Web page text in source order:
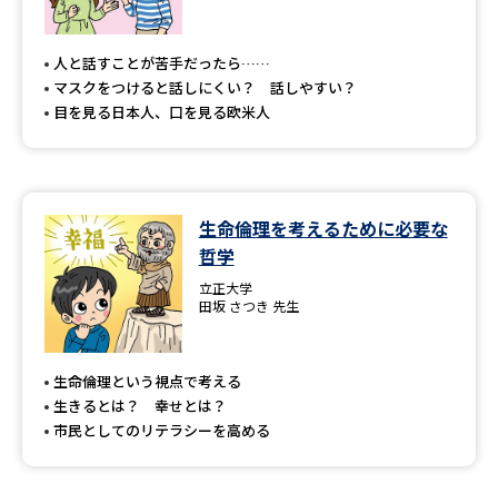
新学年スタート号特集ページ
（高3生用）
（高2生用）
SELFBRAND特集ページ
オープンキャンパス検索 実施プログラムから探す
来場型・Web型イベント特集
受験準備
人と話すことが苦手だったら……
マスクをつけると話しにくい？ 話しやすい？
目を見る日本人、口を見る欧米人
生命倫理を考えるために必要な
哲学
立正大学
田坂 さつき 先生
生命倫理という視点で考える
生きるとは？ 幸せとは？
市民としてのリテラシーを高める